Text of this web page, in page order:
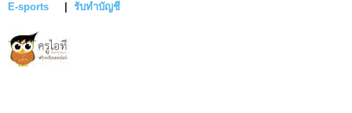
E-sports รับทำบัญชี